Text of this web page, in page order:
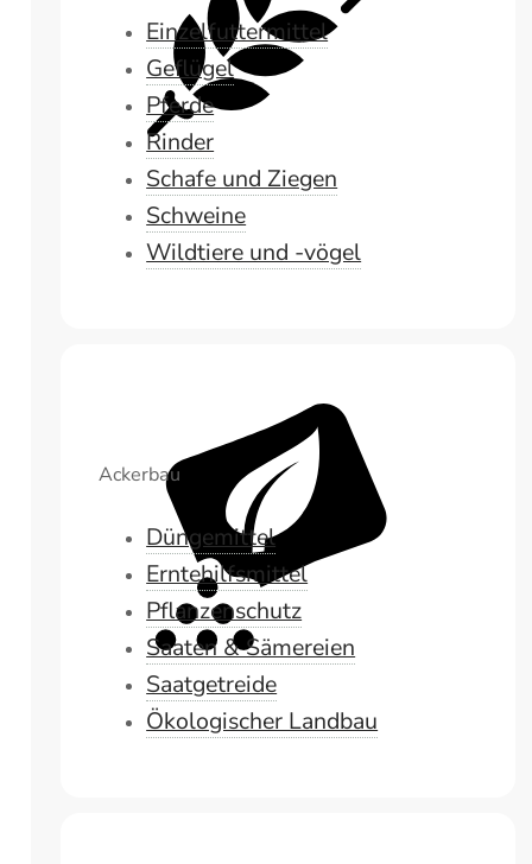
Einzelfuttermittel
Geflügel
Pferde
Rinder
Schafe und Ziegen
Schweine
Wildtiere und -vögel
Ackerbau
Düngemittel
Erntehilfsmittel
Pflanzenschutz
Saaten & Sämereien
Saatgetreide
Ökologischer Landbau